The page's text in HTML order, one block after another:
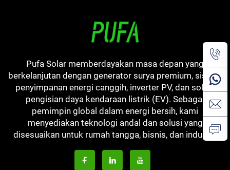
Pufa Solar memberdayakan masa depan yang
berkelanjutan dengan generator surya premium, sistem
penyimpanan energi canggih, inverter PV, dan solusi
pengisian daya kendaraan listrik (EV). Sebagai
pemimpin global dalam energi bersih, kami
menyediakan teknologi andal dan solusi yang
disesuaikan untuk rumah tangga, bisnis, dan industri.